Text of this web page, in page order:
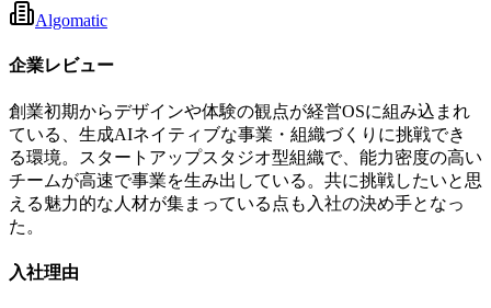
Algomatic
企業レビュー
創業初期からデザインや体験の観点が経営OSに組み込まれ
ている、生成AIネイティブな事業・組織づくりに挑戦でき
る環境。スタートアップスタジオ型組織で、能力密度の高い
チームが高速で事業を生み出している。共に挑戦したいと思
える魅力的な人材が集まっている点も入社の決め手となっ
た。
入社理由